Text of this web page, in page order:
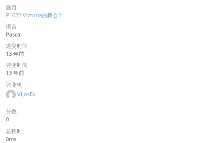
题目
P1022 Victoria的舞会2
语言
Pascal
递交时间
13 年前
评测时间
13 年前
评测机
VijosEx
分数
0
总耗时
0ms